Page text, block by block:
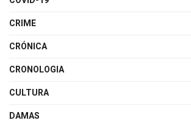
CRIME
CRÓNICA
CRONOLOGIA
CULTURA
DAMAS